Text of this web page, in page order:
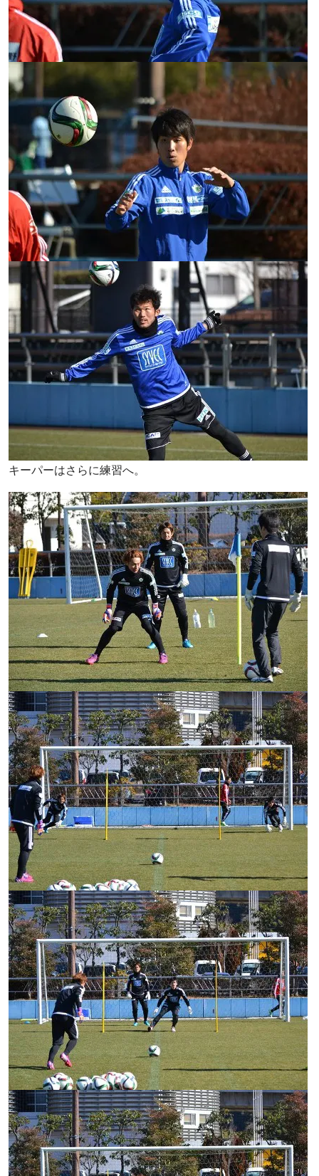
キーパーはさらに練習へ。